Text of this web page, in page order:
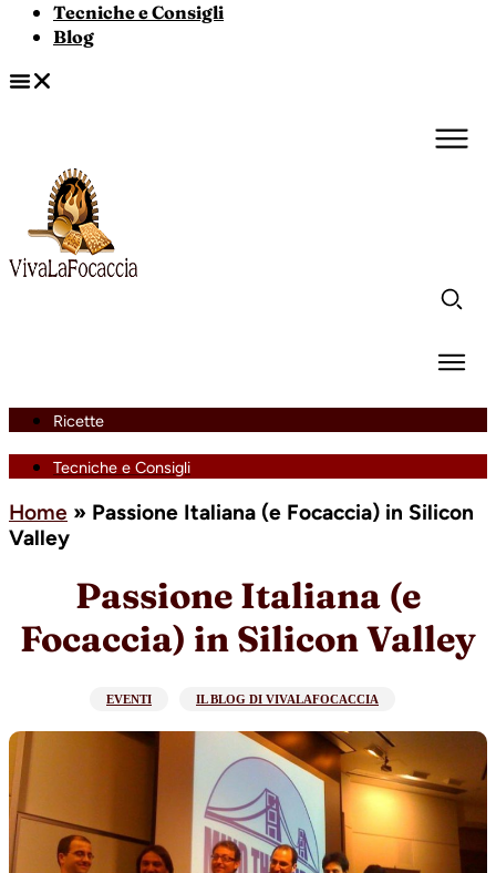
Tecniche e Consigli
Blog
Ricette
Tecniche e Consigli
Home » Passione Italiana (e Focaccia) in Silicon
Valley
Passione Italiana (e
Focaccia) in Silicon Valley
EVENTI IL BLOG DI VIVALAFOCACCIA